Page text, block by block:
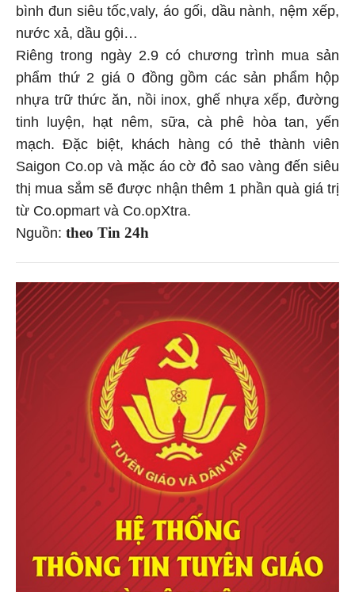
bình đun siêu tốc,valy, áo gối, dầu nành, nệm xếp,
nước xả, dầu gội…
Riêng trong ngày 2.9 có chương trình mua sản
phẩm thứ 2 giá 0 đồng gồm các sản phẩm hộp
nhựa trữ thức ăn, nồi inox, ghế nhựa xếp, đường
tinh luyện, hạt nêm, sữa, cà phê hòa tan, yến
mạch. Đặc biệt, khách hàng có thẻ thành viên
Saigon Co.op và mặc áo cờ đỏ sao vàng đến siêu
thị mua sắm sẽ được nhận thêm 1 phần quà giá trị
từ Co.opmart và Co.opXtra.
Nguồn: theo Tin 24h